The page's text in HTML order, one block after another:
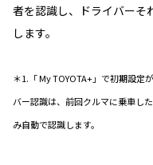
者を認識し、ドライバーそ
します。
＊1.「 My TOYOTA+」で初期設
バー認識は、前回クルマに乗車し
み自動で認識します。